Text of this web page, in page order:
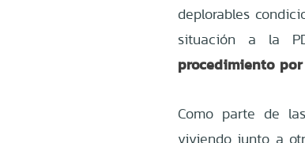
deplorables
situación a la
procedimiento
Como parte de
viviendo junto a